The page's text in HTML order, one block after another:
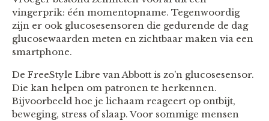
vingerprik: één momentopname. Tegenwoordig
zijn er ook glucosesensoren die gedurende de dag
glucosewaarden meten en zichtbaar maken via een
smartphone.
De FreeStyle Libre van Abbott is zo’n glucosesensor.
Die kan helpen om patronen te herkennen.
Bijvoorbeeld hoe je lichaam reageert op ontbijt,
beweging, stress of slaap. Voor sommige mensen